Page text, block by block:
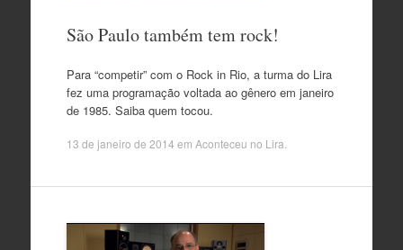
São Paulo também tem rock!
Para “competir” com o Rock in Rio, a turma do Lira
fez uma programação voltada ao gênero em janeiro
de 1985. Saiba quem tocou.
13 de janeiro de 2014 em Aconteceu no Lira